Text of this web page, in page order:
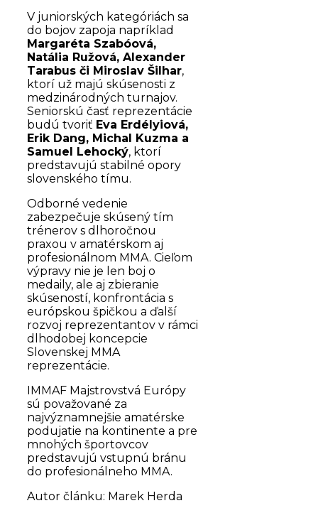
V juniorských kategóriách sa
do bojov zapoja napríklad
Margaréta Szabóová,
Natália Ružová, Alexander
Tarabus či Miroslav Šilhar,
ktorí už majú skúsenosti z
medzinárodných turnajov.
Seniorskú časť reprezentácie
budú tvoriť Eva Erdélyiová,
Erik Dang, Michal Kuzma a
Samuel Lehocký, ktorí
predstavujú stabilné opory
slovenského tímu.
Odborné vedenie
zabezpečuje skúsený tím
trénerov s dlhoročnou
praxou v amatérskom aj
profesionálnom MMA. Cieľom
výpravy nie je len boj o
medaily, ale aj zbieranie
skúseností, konfrontácia s
európskou špičkou a ďalší
rozvoj reprezentantov v rámci
dlhodobej koncepcie
Slovenskej MMA
reprezentácie.
IMMAF Majstrovstvá Európy
sú považované za
najvýznamnejšie amatérske
podujatie na kontinente a pre
mnohých športovcov
predstavujú vstupnú bránu
do profesionálneho MMA.
Autor článku: Marek Herda